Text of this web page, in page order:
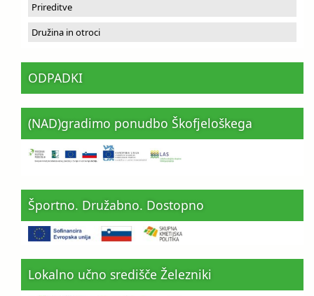
Prireditve
Družina in otroci
ODPADKI
(NAD)gradimo ponudbo Škofjeloškega
Športno. Družabno. Dostopno
Lokalno učno središče Železniki